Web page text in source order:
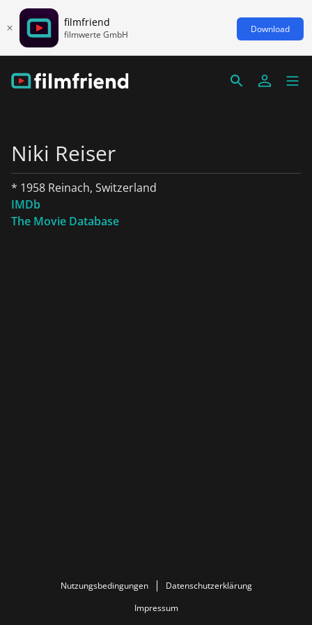
filmfriend
filmwerte GmbH Download
Niki Reiser
* 1958 Reinach, Switzerland
IMDb
The Movie Database
Nutzungsbedingungen
Datenschutzerklärung
Impressum